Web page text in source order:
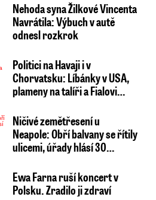
Nehoda syna Žilkové Vincenta
Navrátila: Výbuch v autě
odnesl rozkrok
Politici na Havaji i v
Chorvatsku: Líbánky v USA,
plameny na talíři a Fialovi…
Ničivé zemětřesení u
Neapole: Obří balvany se řítily
ulicemi, úřady hlásí 30…
Ewa Farna ruší koncert v
Polsku. Zradilo ji zdraví